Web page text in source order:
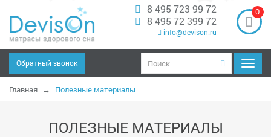
8 495 723 99 72
8 495 72 399 72
info@devison.ru
Обратный звонок
0
Главная Полезные материалы
ПОЛЕЗНЫЕ МАТЕРИАЛЫ